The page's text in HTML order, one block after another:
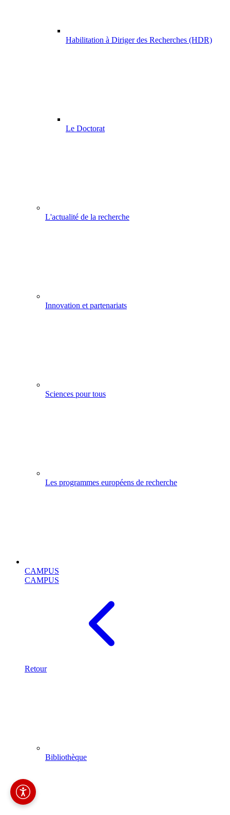
Habilitation à Diriger des Recherches (HDR)
Le Doctorat
L'actualité de la recherche
Innovation et partenariats
Sciences pour tous
Les programmes européens de recherche
CAMPUS
CAMPUS
Retour
Bibliothèque